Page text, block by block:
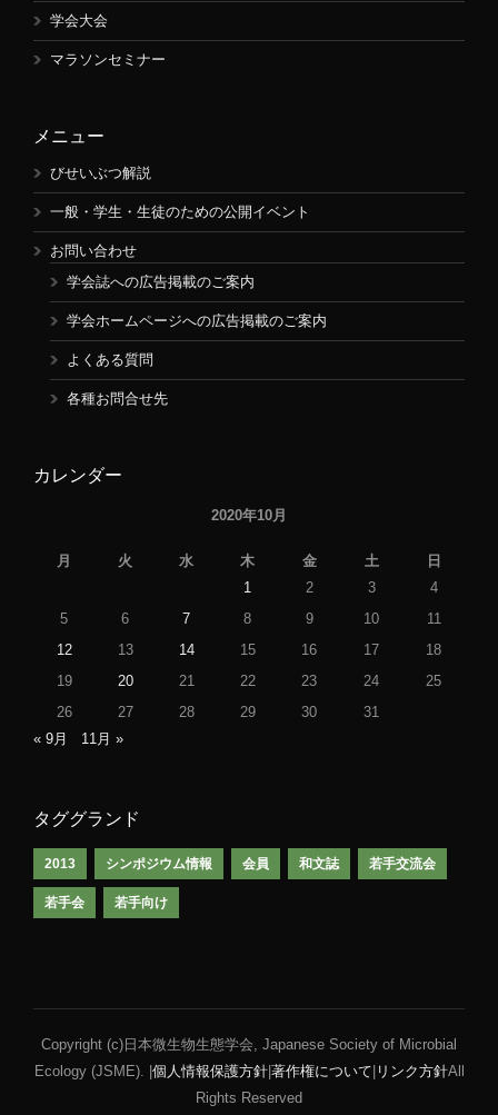
学会大会
マラソンセミナー
メニュー
びせいぶつ解説
一般・学生・生徒のための公開イベント
お問い合わせ
学会誌への広告掲載のご案内
学会ホームページへの広告掲載のご案内
よくある質問
各種お問合せ先
カレンダー
2020年10月
月 火 水 木 金 土
日
1
2 3
4
5
6 7 8 9 10
11
12
13 14 15 16 17
18
19
20 21 22 23 24
25
26
27 28 29 30
31
« 9月
11月 »
タググランド
2013 シンポジウム情報 会員 和文誌 若手交流会
若手会 若手向け
Copyright (c)日本微生物生態学会, Japanese Society of Microbial
Ecology (JSME). | 個人情報保護方針| 著作権について リンク方針All
Rights Reserved